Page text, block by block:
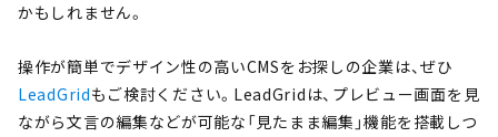
かもしれません。
操作が簡単でデザイン性の高いCMSをお探しの企業は、ぜひ
LeadGridもご検討ください。LeadGridは、プレビュー画面を見
ながら文言の編集などが可能な「見たまま編集」機能を搭載しつ